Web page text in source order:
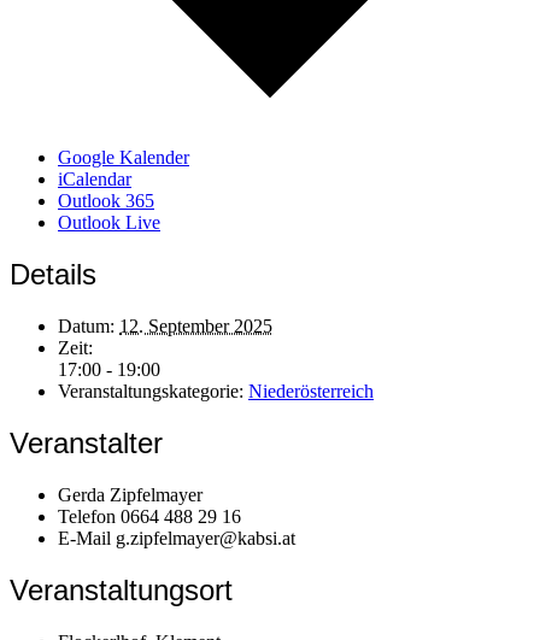
Google Kalender
iCalendar
Outlook 365
Outlook Live
Details
Datum: 12. September 2025
Zeit:
17:00 - 19:00
Veranstaltungskategorie: Niederösterreich
Veranstalter
Gerda Zipfelmayer
Telefon 0664 488 29 16
E-Mail g.zipfelmayer@kabsi.at
Veranstaltungsort